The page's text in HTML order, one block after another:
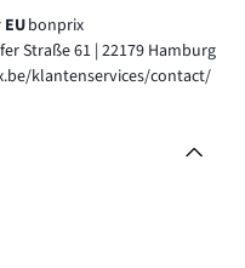
bonprix
Straße 61 | 22179 Hamburg
klantenservices/contact/